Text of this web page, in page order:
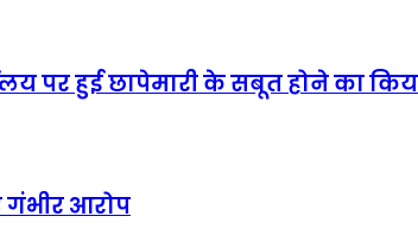
पर हुई छापेमारी के सबूत होने का
आरोप